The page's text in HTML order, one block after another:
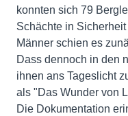
konnten sich 79
Schächte in
Männer schien es
Dass dennoch in den
ihnen ans Tageslicht
als "Das Wunder von
Die Dokumentation